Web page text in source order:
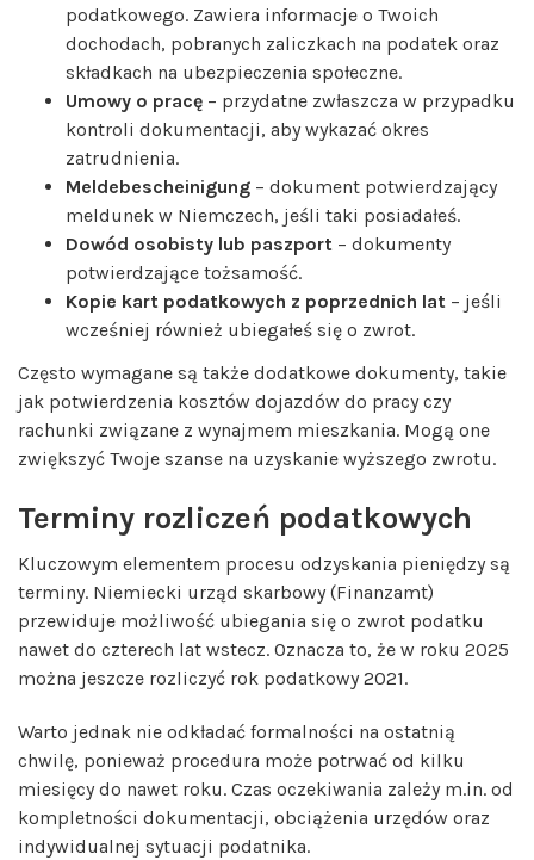
podatkowego. Zawiera informacje o Twoich
dochodach, pobranych zaliczkach na podatek oraz
składkach na ubezpieczenia społeczne.
Umowy o pracę – przydatne zwłaszcza w przypadku
kontroli dokumentacji, aby wykazać okres
zatrudnienia.
Meldebescheinigung – dokument potwierdzający
meldunek w Niemczech, jeśli taki posiadałeś.
Dowód osobisty lub paszport – dokumenty
potwierdzające tożsamość.
Kopie kart podatkowych z poprzednich lat – jeśli
wcześniej również ubiegałeś się o zwrot.
Często wymagane są także dodatkowe dokumenty, takie
jak potwierdzenia kosztów dojazdów do pracy czy
rachunki związane z wynajmem mieszkania. Mogą one
zwiększyć Twoje szanse na uzyskanie wyższego zwrotu.
Terminy rozliczeń podatkowych
Kluczowym elementem procesu odzyskania pieniędzy są
terminy. Niemiecki urząd skarbowy (Finanzamt)
przewiduje możliwość ubiegania się o zwrot podatku
nawet do czterech lat wstecz. Oznacza to, że w roku 2025
można jeszcze rozliczyć rok podatkowy 2021.
Warto jednak nie odkładać formalności na ostatnią
chwilę, ponieważ procedura może potrwać od kilku
miesięcy do nawet roku. Czas oczekiwania zależy m.in. od
kompletności dokumentacji, obciążenia urzędów oraz
indywidualnej sytuacji podatnika.